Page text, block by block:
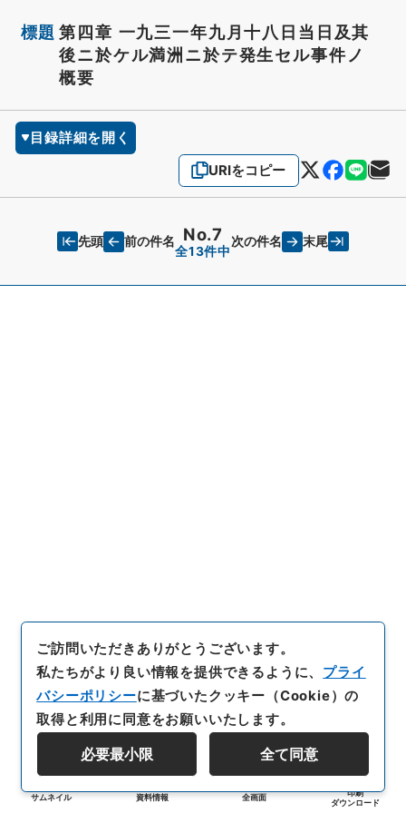
標題 第四章 一九三一年九月十八日当日及其
後ニ於ケル満洲ニ於テ発生セル事件ノ
概要
目録詳細を開く
URIをコピー
先頭 前の件名 No.7
全13件中
次の件名 末尾
サムネイル 資料情報 全画面
印刷
ダウンロード
ご訪問いただきありがとうございます。
私たちがより良い情報を提供できるように、 プライ
バシーポリシーに基づいたクッキー（Cookie）の
取得と利用に同意をお願いいたします。
必要最小限 全て同意